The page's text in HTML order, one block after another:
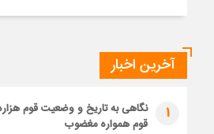
آخرین اخبار
1
نگاهی به تاریخ و وضعیت قوم
قوم همواره مغضوب